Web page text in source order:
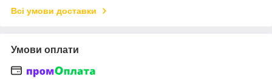
Всі умови доставки
Умови оплати